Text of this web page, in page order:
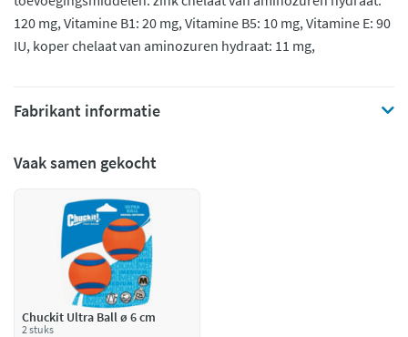
120 mg, Vitamine B1: 20 mg, Vitamine B5: 10 mg, Vitamine E: 90
IU, koper chelaat van aminozuren hydraat: 11 mg,
Fabrikant informatie
Vaak samen gekocht
Chuckit Ultra Ball ø 6 cm
2 stuks